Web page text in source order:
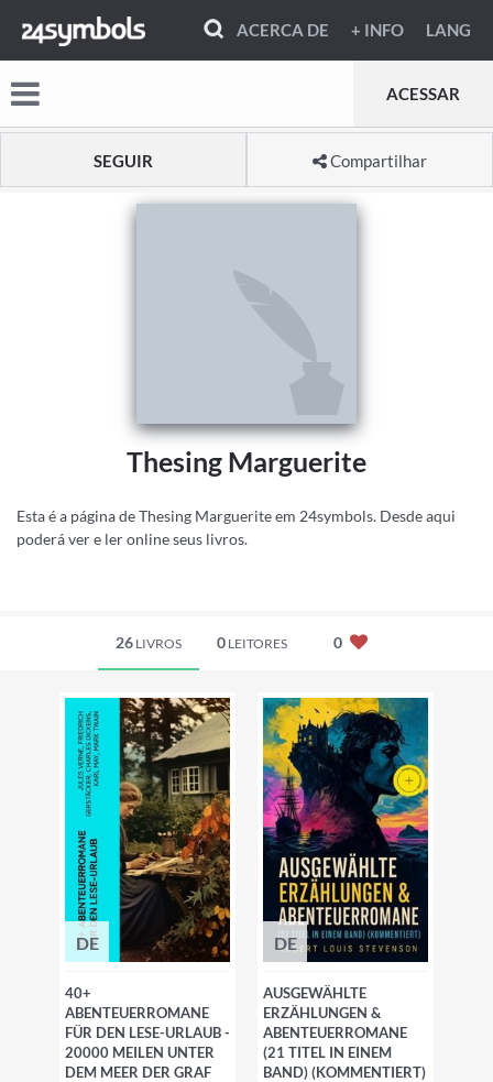
ACERCA DE + INFO LANG
ACESSAR
SEGUIR Compartilhar
Thesing Marguerite
Esta é a página de Thesing Marguerite em 24symbols. Desde aqui
poderá ver e ler online seus livros.
26 LIVROS 0 LEITORES 0
DE
40+
ABENTEUERROMANE
FÜR DEN LESE-URLAUB -
20000 MEILEN UNTER
DEM MEER DER GRAF
DE
AUSGEWÄHLTE
ERZÄHLUNGEN &
ABENTEUERROMANE
(21 TITEL IN EINEM
BAND) (KOMMENTIERT)